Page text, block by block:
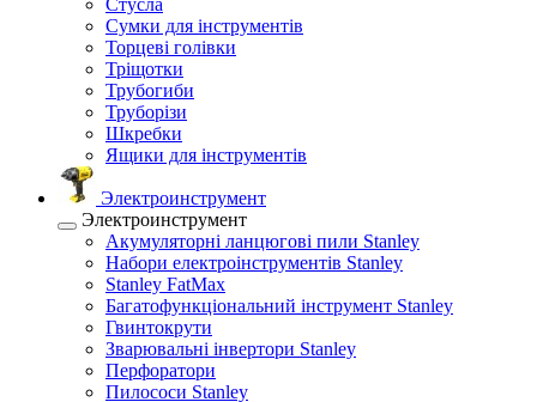
Стусла
Сумки для інструментів
Торцеві голівки
Тріщотки
Трубогиби
Труборізи
Шкребки
Ящики для інструментів
Электроинструмент
Электроинструмент
Акумуляторні ланцюгові пили Stanley
Набори електроінструментів Stanley
Stanley FatMax
Багатофункціональний інструмент Stanley
Гвинтокрути
Зварювальні інвертори Stanley
Перфоратори
Пилососи Stanley